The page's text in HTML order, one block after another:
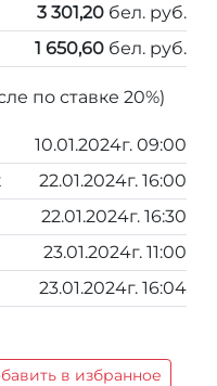
3 301,20 бел. руб.
1 650,60 бел. руб.
по ставке 20%)
10.01.2024г. 09:00
22.01.2024г. 16:00
22.01.2024г. 16:30
23.01.2024г. 11:00
23.01.2024г. 16:04
в избранное